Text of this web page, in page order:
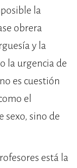
la
obrera
y la
la urgencia de
es cuestión
el
sexo, sino de
está la